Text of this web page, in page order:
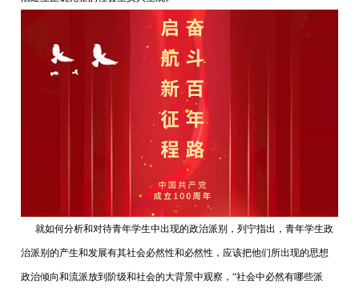
就如何分析和对待青年学生中出现的政治派别，列宁指出，青年学生政
治派别的产生和发展有其社会必然性和必然性，应该把他们所出现的思想
政治倾向和流派放到阶级和社会的大背景中观察，“社会中必然有哪些派